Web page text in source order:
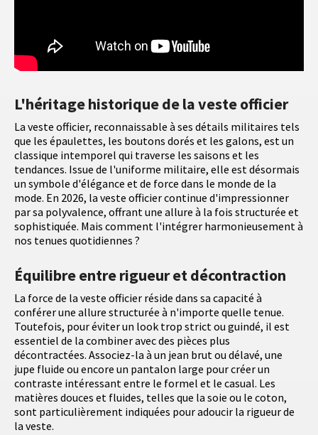
L'héritage historique de la veste officier
La veste officier, reconnaissable à ses détails militaires tels
que les épaulettes, les boutons dorés et les galons, est un
classique intemporel qui traverse les saisons et les
tendances. Issue de l'uniforme militaire, elle est désormais
un symbole d'élégance et de force dans le monde de la
mode. En 2026, la veste officier continue d'impressionner
par sa polyvalence, offrant une allure à la fois structurée et
sophistiquée. Mais comment l'intégrer harmonieusement à
nos tenues quotidiennes ?
Équilibre entre rigueur et décontraction
La force de la veste officier réside dans sa capacité à
conférer une allure structurée à n'importe quelle tenue.
Toutefois, pour éviter un look trop strict ou guindé, il est
essentiel de la combiner avec des pièces plus
décontractées. Associez-la à un jean brut ou délavé, une
jupe fluide ou encore un pantalon large pour créer un
contraste intéressant entre le formel et le casual. Les
matières douces et fluides, telles que la soie ou le coton,
sont particulièrement indiquées pour adoucir la rigueur de
la veste.